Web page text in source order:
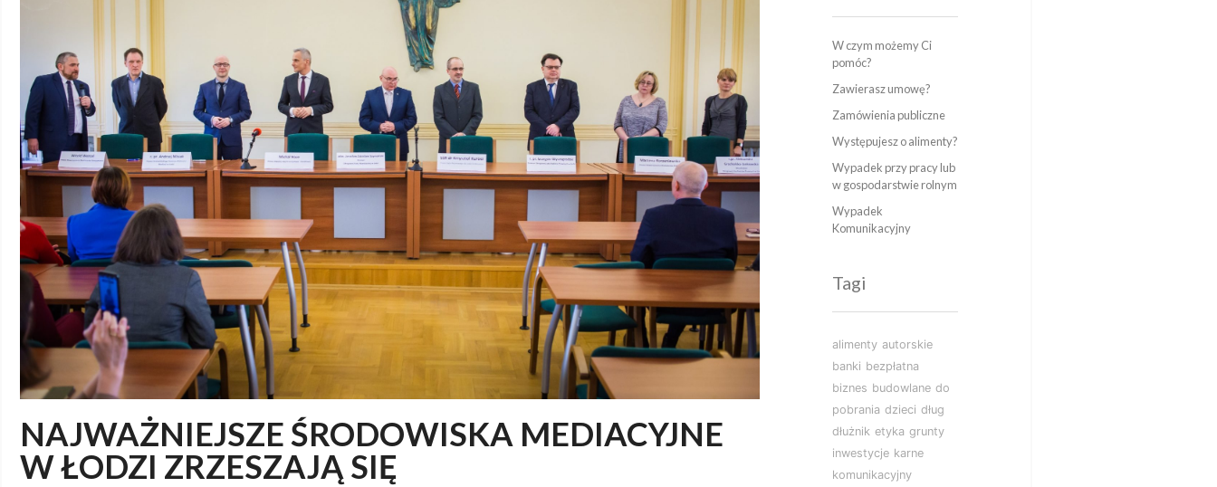
NAJWAŻNIEJSZE ŚRODOWISKA MEDIACYJNE
W ŁODZI ZRZESZAJĄ SIĘ
W czym możemy Ci
pomóc?
Zawierasz umowę?
Zamówienia publiczne
Występujesz o alimenty?
Wypadek przy pracy lub
w gospodarstwie rolnym
Wypadek
Komunikacyjny
Tagi
alimenty autorskie
banki bezpłatna
biznes budowlane do
pobrania dzieci dług
dłużnik etyka grunty
inwestycje karne
komunikacyjny